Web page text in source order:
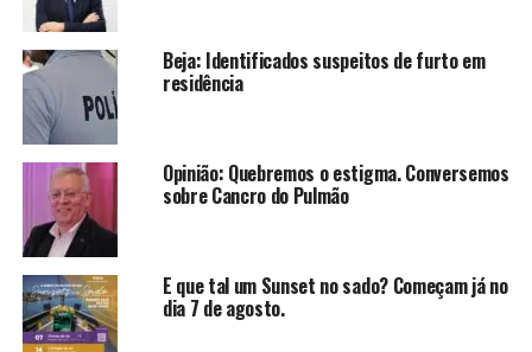
Beja: Identificados suspeitos de furto em
residência
Opinião: Quebremos o estigma. Conversemos
sobre Cancro do Pulmão
E que tal um Sunset no sado? Começam já no
dia 7 de agosto.